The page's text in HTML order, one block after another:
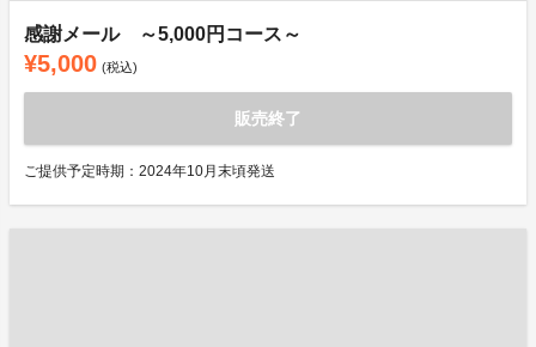
感謝メール ～5,000円コース～
¥5,000 (税込)
販売終了
ご提供予定時期：2024年10月末頃発送